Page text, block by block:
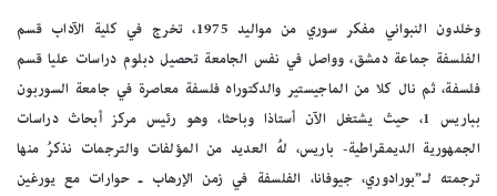
وخلدون النبواني مفكر سوري من مواليد 1975، تخرج في كلية الآداب قسم
الفلسفة جماعة دمشق، وواصل في نفس الجامعة تحصيل دبلوم دراسات عليا قسم
فلسفة، ثم نال كلا من الماجيستير والدكتوراه فلسفة معاصرة في جامعة السوربون
بباريس 1، حيث يشتغل الآن أستاذا وباحثا، وهو رئيس مركز أبحاث دراسات
الجمهورية الديمقراطية- باريس، لهُ العديد من المؤلفات والترجمات نذكرُ منها
ترجمته لـ”بورادوري، جيوفانا، الفلسفة في زمن الإرهاب ـ حوارات مع يورغين